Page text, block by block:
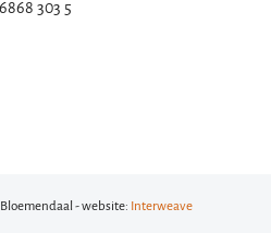
303 5
- website: Interweave